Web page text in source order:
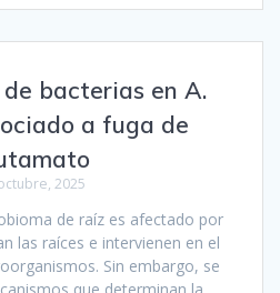
bacterias en A.
a fuga de
2025
de raíz es afectado por
las raíces e intervienen en el
Sin embargo, se